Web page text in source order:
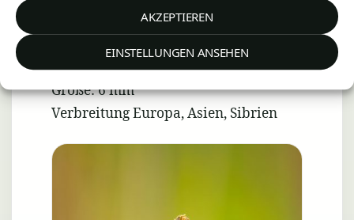
AKZEPTIEREN
EINSTELLUNGEN ANSEHEN
maculicornis)
Größe: 6 mm
Verbreitung Europa, Asien, Sibrien